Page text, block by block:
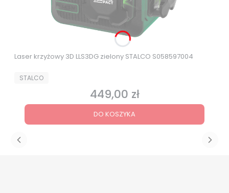
Laser krzyżowy 3D LLS3DG zielony STALCO S058597004
PRODUCENT
STALCO
Cena
449,00 zł
DO KOSZYKA